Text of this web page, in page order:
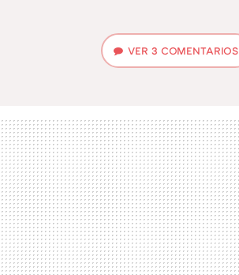
VER 3 COMENTARIOS